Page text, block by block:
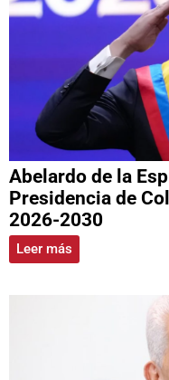
Abelardo de la
Presidencia de
2026-2030
Leer más